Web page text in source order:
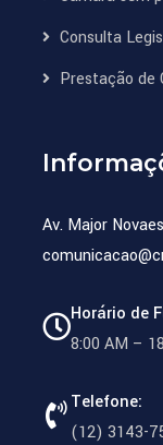
Consulta
Prestação de
Av. Major
Horário de
8:00 AM –
Telefone:
(12) 3143-